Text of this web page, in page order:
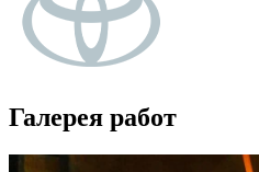
Галерея работ